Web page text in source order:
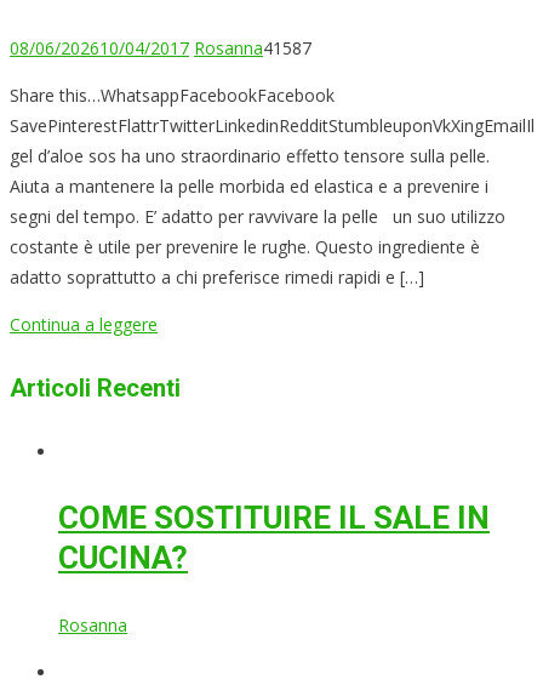
08/06/202610/04/2017 Rosanna41587
Share this…WhatsappFacebookFacebook
SavePinterestFlattrTwitterLinkedinRedditStumbleuponVkXingEmailIl
gel d’aloe sos ha uno straordinario effetto tensore sulla pelle.
Aiuta a mantenere la pelle morbida ed elastica e a prevenire i
segni del tempo. E’ adatto per ravvivare la pelle un suo utilizzo
costante è utile per prevenire le rughe. Questo ingrediente è
adatto soprattutto a chi preferisce rimedi rapidi e […]
Continua a leggere
Articoli Recenti
COME SOSTITUIRE IL SALE IN
CUCINA?
Rosanna